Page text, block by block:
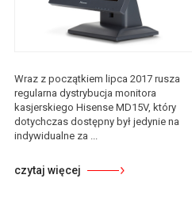
Wraz z początkiem lipca 2017 rusza
regularna dystrybucja monitora
kasjerskiego Hisense MD15V, który
dotychczas dostępny był jedynie na
indywidualne za ...
czytaj więcej